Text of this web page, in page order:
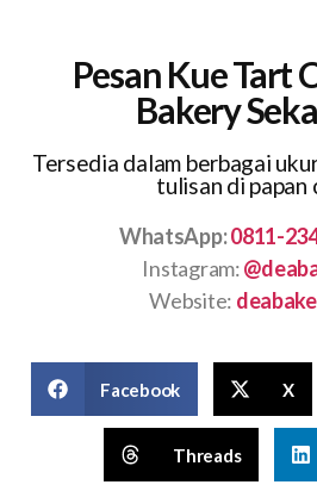
Pesan Kue Tart
Bakery
Tersedia dalam berbagai
tulisan di papan
WhatsApp:0811-
Instagram:
Website:
Facebook X
Threads